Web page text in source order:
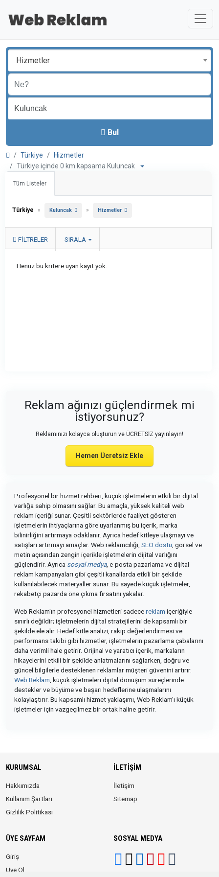
Hizmetler
Bul
Türkiye
Hizmetler
Türkiye içinde 0 km kapsama Kuluncak
Tüm Listeler
Türkiye » Kuluncak » Hizmetler
FILTRELER SIRALA
Henüz bu kritere uyan kayıt yok.
Reklam ağınızı güçlendirmek mi
istiyorsunuz?
Reklamınızı kolayca oluşturun ve ÜCRETSİZ yayınlayın!
Hemen Ücretsiz Ekle
Profesyonel bir hizmet rehberi, küçük işletmelerin etkili bir dijital
varlığa sahip olmasını sağlar. Bu amaçla, yüksek kaliteli web
reklam içeriği sunar. Çeşitli sektörlerde faaliyet gösteren
işletmelerin ihtiyaçlarına göre uyarlanmış bu içerik, marka
bilinirliğini artırmaya odaklanır. Ayrıca hedef kitleye ulaşmayı ve
satışları artırmayı amaçlar. Web reklamcılığı, SEO dostu , görsel ve
metin açısından zengin içerikle işletmelerin dijital varlığını
güçlendirir. Ayrıca sosyal medya, e-posta pazarlama ve dijital
reklam kampanyaları gibi çeşitli kanallarda etkili bir şekilde
kullanılabilecek materyaller sunar. Bu sayede küçük işletmeler,
rekabetçi pazarda öne çıkma fırsatını yakalar.
Web Reklam'ın profesyonel hizmetleri sadecereklam içeriğiyle
sınırlı değildir; işletmelerin dijital stratejilerini de kapsamlı bir
şekilde ele alır. Hedef kitle analizi, rakip değerlendirmesi ve
performans takibi gibi hizmetler, işletmelerin pazarlama çabalarını
daha verimli hale getirir. Orijinal ve yaratıcı içerik, markaların
hikayelerini etkili bir şekilde anlatmalarını sağlarken, doğru ve
güncel bilgilerle desteklenen reklamlar müşteri güvenini artırır.
Web Reklam , küçük işletmeleri dijital dönüşüm süreçlerinde
destekler ve büyüme ve başarı hedeflerine ulaşmalarını
kolaylaştırır. Bu kapsamlı hizmet yaklaşımı, Web Reklam'ı küçük
işletmeler için vazgeçilmez bir ortak haline getirir.
KURUMSAL
Hakkımızda
Kullanım Şartları
Gizlilik Politikası
İLETIŞIM
İletişim
Sitemap
ÜYE SAYFAM
Giriş
Üye Ol
SOSYAL MEDYA